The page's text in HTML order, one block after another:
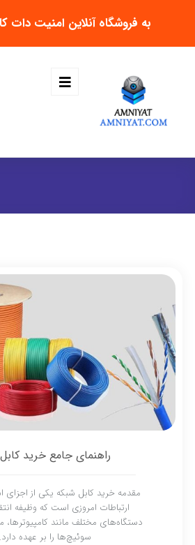
به فروشگاه آنلاین امنیت دات
راهنمای جامع خرید
مقدمه خرید کابل شبکه یکی از اجزای
ارتباطات امروزی است که وظیفه
دستگاه‌های مختلف مانند کامپیوترها،
سوئیچ‌ها را بر عهده